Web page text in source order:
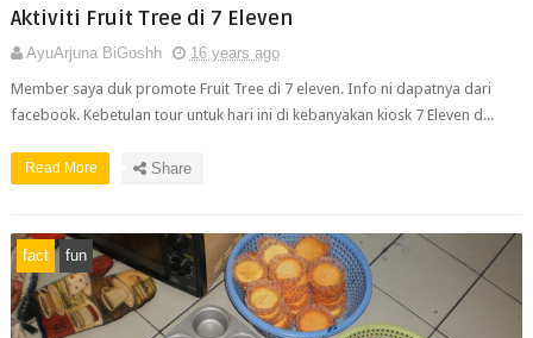
Aktiviti Fruit Tree di 7 Eleven
AyuArjuna BiGoshh
16 years ago
Member saya duk promote Fruit Tree di 7 eleven. Info ni dapatnya dari
facebook. Kebetulan tour untuk hari ini di kebanyakan kiosk 7 Eleven d...
Read More Share
fact fun